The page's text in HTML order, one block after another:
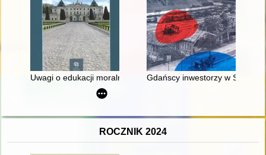
Uwagi o edukacji moralnej synów szlacheckich w XVI-
Gdańscy inwestorzy w
ROCZNIK 2024